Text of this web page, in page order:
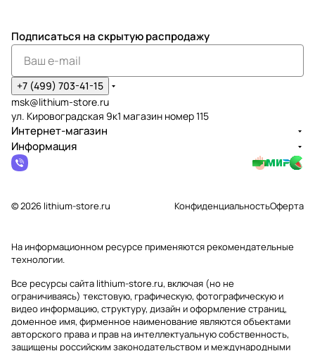
Подписаться на скрытую распродажу
+7 (499) 703-41-15
msk@lithium-store.ru
ул. Кировоградская 9к1 магазин номер 115
Интернет-магазин
Информация
© 2026 lithium-store.ru КонфиденциальностьОферта
На информационном ресурсе применяютсярекомендательные
технологии.
Все ресурсы сайта lithium-store.ru, включая (но не
ограничиваясь) текстовую, графическую, фотографическую и
видео информацию, структуру, дизайн и оформление страниц,
доменное имя, фирменное наименование являются объектами
авторского права и прав на интеллектуальную собственность,
защищены российским законодательством и международными